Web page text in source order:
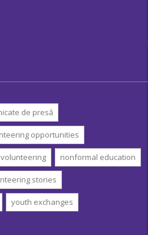
de presă
opportunities
nonformal education
stories
youth exchanges